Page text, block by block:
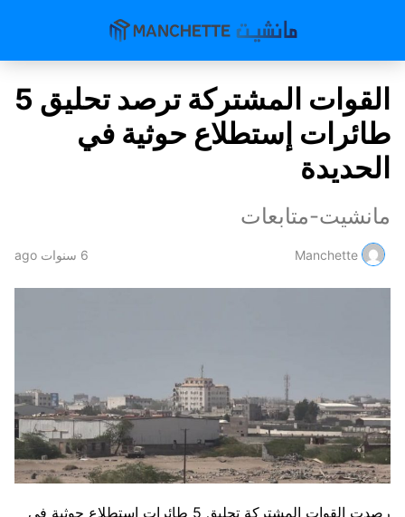
القوات المشتركة ترصد تحليق 5
طائرات إستطلاع حوثية في
الحديدة
مانشيت-متابعات
Manchette 6 سنوات ago
رصدت القوات المشتركة تحليق 5 طائرات إستطلاع حوثية في